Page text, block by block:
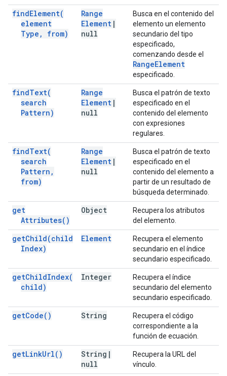
findElement(
element
Type , from)
Range
Element |
null
Busca en el contenido del
elemento un elemento
secundario del tipo
especificado,
comenzando desde el
RangeElement
especificado.
findText(
search
Pattern)
Range
Element |
null
Busca el patrón de texto
especificado en el
contenido del elemento
con expresiones
regulares.
findText(
search
Pattern ,
from)
Range
Element |
null
Busca el patrón de texto
especificado en el
contenido del elemento a
partir de un resultado de
búsqueda determinado.
get
Attributes( )
Object
Recupera los atributos
del elemento.
getChild(child
Index)
Element
Recupera el elemento
secundario en el índice
secundario especificado.
getChildIndex(
child)
Integer
Recupera el índice
secundario del elemento
secundario especificado.
getCode( ) String
Recupera el código
correspondiente a la
función de ecuación.
getLinkUrl( ) String |
null
Recupera la URL del
vínculo.